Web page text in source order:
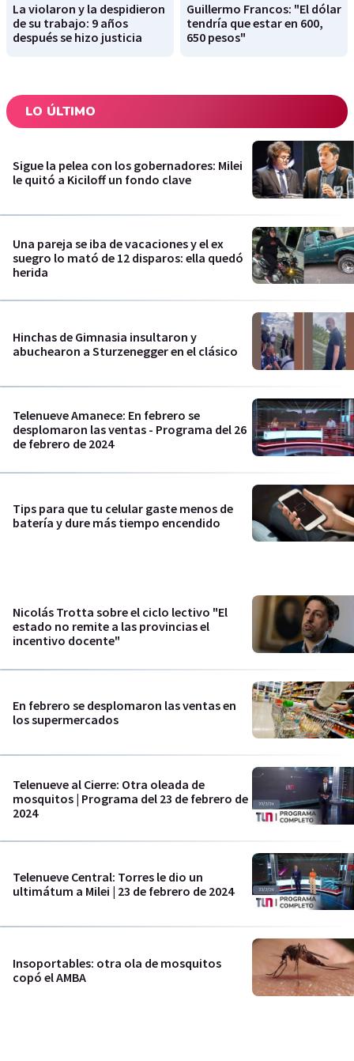
La violaron y la despidieron
de su trabajo: 9 años
después se hizo justicia
Guillermo Francos: "El dólar
tendría que estar en 600,
650 pesos"
LO ÚLTIMO
Sigue la pelea con los gobernadores: Milei
le quitó a Kiciloff un fondo clave
Una pareja se iba de vacaciones y el ex
suegro lo mató de 12 disparos: ella quedó
herida
Hinchas de Gimnasia insultaron y
abuchearon a Sturzenegger en el clásico
Telenueve Amanece: En febrero se
desplomaron las ventas - Programa del 26
de febrero de 2024
Tips para que tu celular gaste menos de
batería y dure más tiempo encendido
Nicolás Trotta sobre el ciclo lectivo "El
estado no remite a las provincias el
incentivo docente"
En febrero se desplomaron las ventas en
los supermercados
Telenueve al Cierre: Otra oleada de
mosquitos | Programa del 23 de febrero de
2024
Telenueve Central: Torres le dio un
ultimátum a Milei | 23 de febrero de 2024
Insoportables: otra ola de mosquitos
copó el AMBA